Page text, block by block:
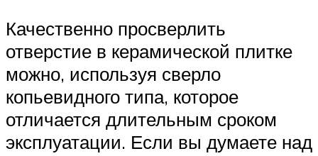
Качественно просверлить
отверстие в керамической плитке
можно, используя сверло
копьевидного типа, которое
отличается длительным сроком
эксплуатации. Если вы думаете над